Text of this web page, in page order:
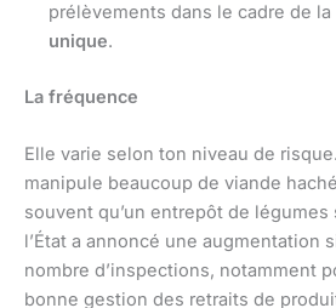
prélèvements dans le cadre de la
unique.
La fréquence
Elle varie selon ton niveau de
manipule beaucoup de viande
souvent qu’un entrepôt de
l’État a annoncé une augmentation
nombre d’inspections, notamment
bonne gestion des retraits de